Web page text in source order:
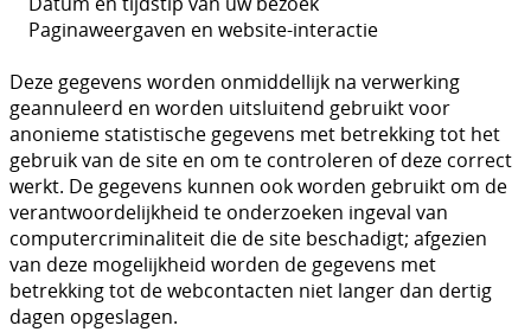
Paginaweergaven en website-interactie
Deze gegevens worden onmiddellijk na verwerking
geannuleerd en worden uitsluitend gebruikt voor
anonieme statistische gegevens met betrekking tot het
gebruik van de site en om te controleren of deze correct
werkt. De gegevens kunnen ook worden gebruikt om de
verantwoordelijkheid te onderzoeken ingeval van
computercriminaliteit die de site beschadigt; afgezien
van deze mogelijkheid worden de gegevens met
betrekking tot de webcontacten niet langer dan dertig
dagen opgeslagen.